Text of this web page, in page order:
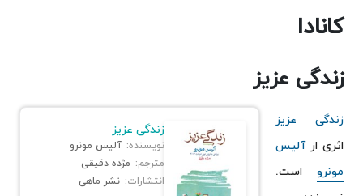
بهترین نویسندگان کانادایی
مارگارت اتوود
ایان رید
لوسی ماد مونتگمری
یان مارتل
کانادا
زندگی عزیز
زندگی عزیز
نویسنده: آلیس مونرو
مترجم: مژده دقیقی
انتشارات: نشر ماهی
زندگی عزیز
اثری ازآلیس
مونرو است.